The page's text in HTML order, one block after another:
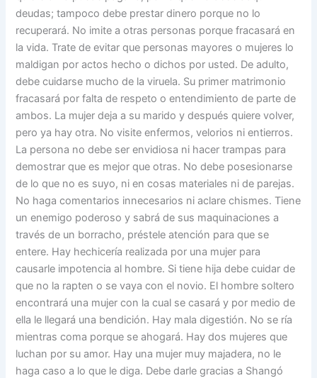
deudas; tampoco debe prestar dinero porque no lo
recuperará. No imite a otras personas porque fracasará en
la vida. Trate de evitar que personas mayores o mujeres lo
maldigan por actos hecho o dichos por usted. De adulto,
debe cuidarse mucho de la viruela. Su primer matrimonio
fracasará por falta de respeto o entendimiento de parte de
ambos. La mujer deja a su marido y después quiere volver,
pero ya hay otra. No visite enfermos, velorios ni entierros.
La persona no debe ser envidiosa ni hacer trampas para
demostrar que es mejor que otras. No debe posesionarse
de lo que no es suyo, ni en cosas materiales ni de parejas.
No haga comentarios innecesarios ni aclare chismes. Tiene
un enemigo poderoso y sabrá de sus maquinaciones a
través de un borracho, préstele atención para que se
entere. Hay hechicería realizada por una mujer para
causarle impotencia al hombre. Si tiene hija debe cuidar de
que no la rapten o se vaya con el novio. El hombre soltero
encontrará una mujer con la cual se casará y por medio de
ella le llegará una bendición. Hay mala digestión. No se ría
mientras coma porque se ahogará. Hay dos mujeres que
luchan por su amor. Hay una mujer muy majadera, no le
haga caso a lo que le diga. Debe darle gracias a Shangó